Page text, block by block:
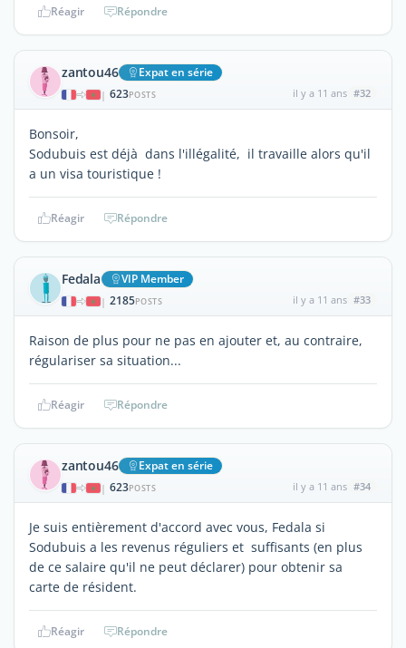
Réagir Répondre
zantou46 Expat en série
| 623POSTS il y a 11 ans #32
Bonsoir,
Sodubuis est déjà dans l'illégalité, il travaille alors qu'il
a un visa touristique !
Réagir Répondre
Fedala VIP Member
| 2185POSTS il y a 11 ans #33
Raison de plus pour ne pas en ajouter et, au contraire,
régulariser sa situation...
Réagir Répondre
zantou46 Expat en série
| 623POSTS il y a 11 ans #34
Je suis entièrement d'accord avec vous, Fedala si
Sodubuis a les revenus réguliers et suffisants (en plus
de ce salaire qu'il ne peut déclarer) pour obtenir sa
carte de résident.
Réagir Répondre